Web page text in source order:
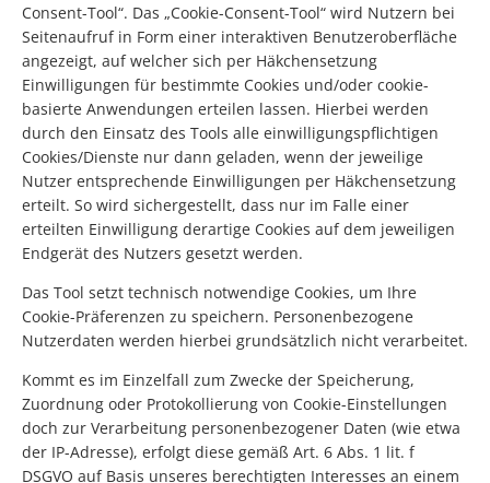
Consent-Tool“. Das „Cookie-Consent-Tool“ wird Nutzern bei
Seitenaufruf in Form einer interaktiven Benutzeroberfläche
angezeigt, auf welcher sich per Häkchensetzung
Einwilligungen für bestimmte Cookies und/oder cookie-
basierte Anwendungen erteilen lassen. Hierbei werden
durch den Einsatz des Tools alle einwilligungspflichtigen
Cookies/Dienste nur dann geladen, wenn der jeweilige
Nutzer entsprechende Einwilligungen per Häkchensetzung
erteilt. So wird sichergestellt, dass nur im Falle einer
erteilten Einwilligung derartige Cookies auf dem jeweiligen
Endgerät des Nutzers gesetzt werden.
Das Tool setzt technisch notwendige Cookies, um Ihre
Cookie-Präferenzen zu speichern. Personenbezogene
Nutzerdaten werden hierbei grundsätzlich nicht verarbeitet.
Kommt es im Einzelfall zum Zwecke der Speicherung,
Zuordnung oder Protokollierung von Cookie-Einstellungen
doch zur Verarbeitung personenbezogener Daten (wie etwa
der IP-Adresse), erfolgt diese gemäß Art. 6 Abs. 1 lit. f
DSGVO auf Basis unseres berechtigten Interesses an einem